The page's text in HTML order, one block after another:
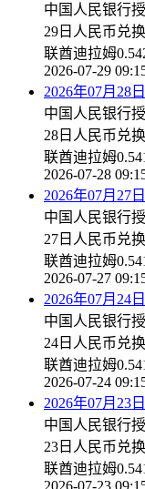
中国人民银行
29日人民币兑
联酋迪拉姆
2026-07-29
2026年07月28
中国人民银行
28日人民币兑
联酋迪拉姆
2026-07-28
2026年07月27
中国人民银行
27日人民币兑
联酋迪拉姆
2026-07-27
2026年07月24
中国人民银行
24日人民币兑
联酋迪拉姆
2026-07-24
2026年07月23
中国人民银行
23日人民币兑
联酋迪拉姆
2026-07-23